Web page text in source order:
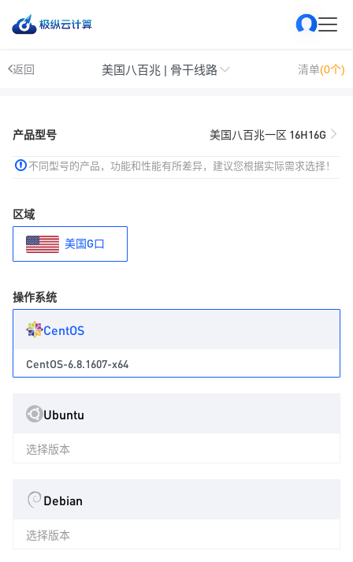
返回 美国八百兆 | 骨干线路 清单(0个)
产品型号 美国八百兆一区 16H16G
不同型号的产品，功能和性能有所差异，建议您根据实际需求选择！
区域
美国G口
操作系统
CentOS
CentOS-6.8.1607-x64
Ubuntu
选择版本
Debian
选择版本